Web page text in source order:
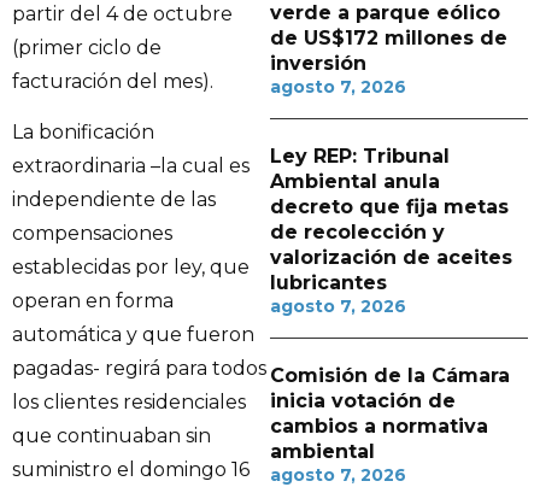
partir del 4 de octubre
(primer ciclo de
facturación del mes).
La bonificación
extraordinaria –la cual es
independiente de las
compensaciones
establecidas por ley, que
operan en forma
automática y que fueron
pagadas- regirá para todos
los clientes residenciales
que continuaban sin
suministro el domingo 16
verde a parque eólico
de US$172 millones de
inversión
agosto 7, 2026
Ley REP: Tribunal
Ambiental anula
decreto que fija metas
de recolección y
valorización de aceites
lubricantes
agosto 7, 2026
Comisión de la Cámara
inicia votación de
cambios a normativa
ambiental
agosto 7, 2026